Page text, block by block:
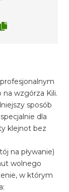
wzgórza Kili.
sposób
dla
klejnot bez
na pływanie)
wolnego
w którym